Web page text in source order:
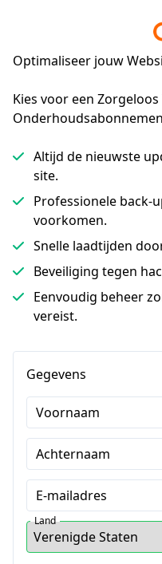
Optimaliseer jouw
Kies voor een
Altijd de nieuwste
site.
Professionele back-
voorkomen.
Snelle laadtijden
Beveiliging tegen
Eenvoudig beheer
vereist.
Gegevens
Voornaam
Achternaam
E-mailadres
Land